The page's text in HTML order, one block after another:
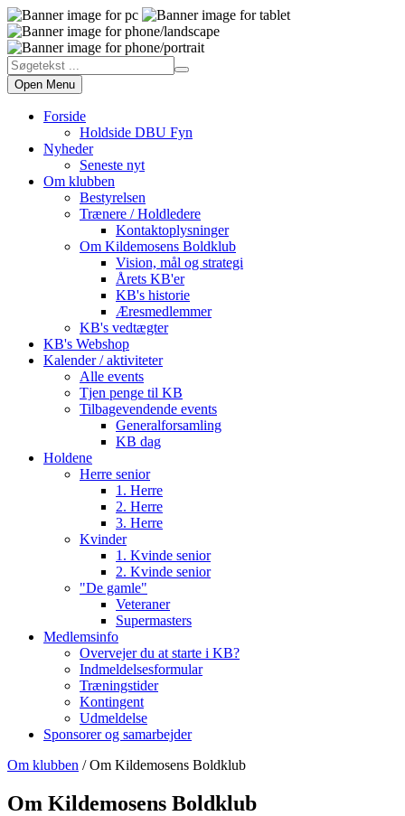
Open Menu
Forside
Holdside DBU Fyn
Nyheder
Seneste nyt
Om klubben
Bestyrelsen
Trænere / Holdledere
Kontaktoplysninger
Om Kildemosens Boldklub
Vision, mål og strategi
Årets KB'er
KB's historie
Æresmedlemmer
KB's vedtægter
KB's Webshop
Kalender / aktiviteter
Alle events
Tjen penge til KB
Tilbagevendende events
Generalforsamling
KB dag
Holdene
Herre senior
1. Herre
2. Herre
3. Herre
Kvinder
1. Kvinde senior
2. Kvinde senior
"De gamle"
Veteraner
Supermasters
Medlemsinfo
Overvejer du at starte i KB?
Indmeldelsesformular
Træningstider
Kontingent
Udmeldelse
Sponsorer og samarbejder
Om klubben / Om Kildemosens Boldklub
Om Kildemosens Boldklub